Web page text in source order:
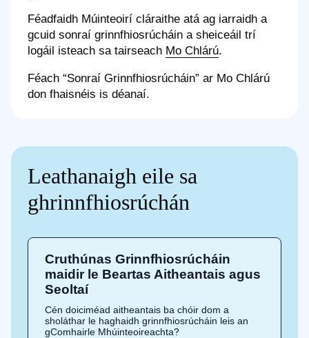
Féadfaidh Múinteoirí cláraithe atá ag iarraidh a
gcuid sonraí grinnfhiosrúcháin a sheiceáil trí
logáil isteach sa tairseach Mo Chlárú.
Féach “Sonraí Grinnfhiosrúcháin” ar Mo Chlárú
don fhaisnéis is déanaí.
Leathanaigh eile sa
ghrinnfhiosrúchán
Cruthúnas Grinnfhiosrúcháin
maidir le Beartas Aitheantais agus
Seoltaí
Cén doiciméad aitheantais ba chóir dom a
sholáthar le haghaidh grinnfhiosrúcháin leis an
gComhairle Mhúinteoireachta?